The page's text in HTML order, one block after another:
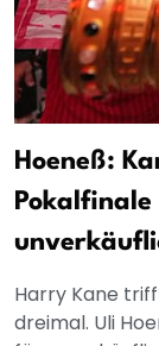
Hoeneß:
Pokalfinale
Harry Kane
dreimal. Uli